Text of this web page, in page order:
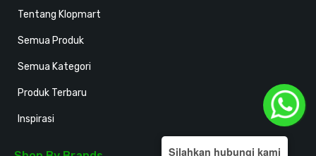
Tentang Klopmart
Semua Produk
Semua Kategori
Produk Terbaru
Inspirasi
Silahkan hubungi kami